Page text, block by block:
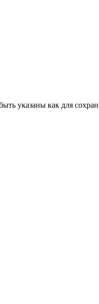
указаны как для